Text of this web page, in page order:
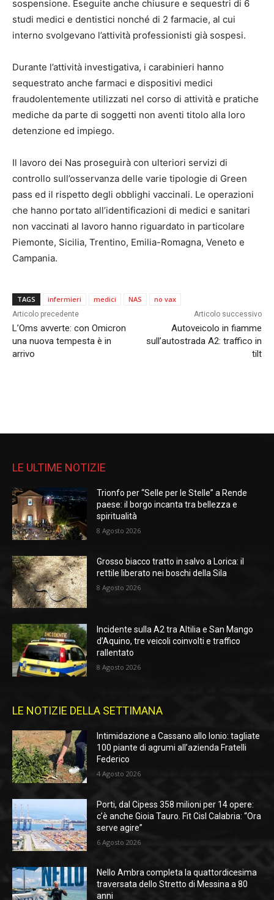
sospensione. Eseguite anche chiusure e sequestri di 6
studi medici e dentistici nonché di 2 farmacie, al cui
interno svolgevano l’attività professionisti già sospesi.
Durante l’attività investigativa, i carabinieri hanno
sequestrato anche farmaci e dispositivi medici
fraudolentemente utilizzati nel corso di attività e pratiche
mediche da parte di soggetti non aventi titolo alla loro
detenzione ed impiego.
Il lavoro dei Nas proseguirà con ulteriori servizi di
controllo sull’osservanza delle varie tipologie di Green
pass ed il rispetto degli obblighi vaccinali. Le operazioni
che hanno portato all’identificazioni di medici e sanitari
non vaccinati al lavoro hanno riguardato in particolare
Piemonte, Sicilia, Trentino, Emilia-Romagna, Veneto e
Campania.
TAGS infermieri medici NAS no vax
Articolo precedente
L’Oms avverte: con Omicron
una nuova tempesta è in
arrivo
Articolo successivo
Autoveicolo in fiamme
sull’autostrada A2: traffico in
tilt
LE ULTIME NOTIZIE
Trionfo per “Selle per le Stelle” a Rende
paese: il borgo incanta tra bellezza e
spiritualità
8 Agosto 2026
Grosso biacco tratto in salvo a Lorica: il
rettile liberato nei boschi della Sila
8 Agosto 2026
Incidente sulla A2 tra Altilia e San Mango
d’Aquino, tre veicoli coinvolti e traffico
rallentato
8 Agosto 2026
LE NOTIZIE DELLA SETTIMANA
Intimidazione a Cassano allo Ionio: tagliate
100 piante di agrumi all’azienda Fratelli
Federico
4 Agosto 2026
Porti, dal Cipess 358 milioni per 14 opere:
c’è anche Gioia Tauro. Fit Cisl Calabria: “Ora
serve agire”
6 Agosto 2026
Nello Ambra completa la quattordicesima
traversata dello Stretto di Messina a 80
anni